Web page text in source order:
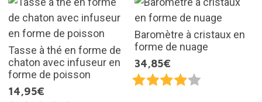
Tasse à thé en forme de
chaton avec infuseur en
forme de poisson
14,95€
Baromètre à cristaux en
forme de nuage
34,85€